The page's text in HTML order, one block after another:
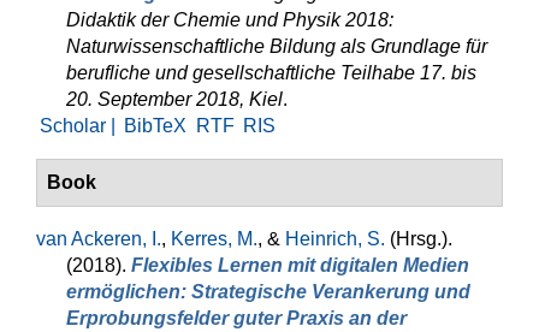
Didaktik der Chemie und Physik 2018:
Naturwissenschaftliche Bildung als Grundlage für
berufliche und gesellschaftliche Teilhabe 17. bis
20. September 2018, Kiel.
Scholar |
BibTeX RTF RIS
Book
van Ackeren, I., Kerres, M., & Heinrich, S. (Hrsg.).
(2018). Flexibles Lernen mit digitalen Medien
ermöglichen: Strategische Verankerung und
Erprobungsfelder guter Praxis an der